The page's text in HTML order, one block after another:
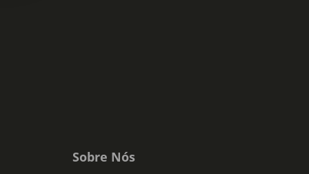
Sobre Nós